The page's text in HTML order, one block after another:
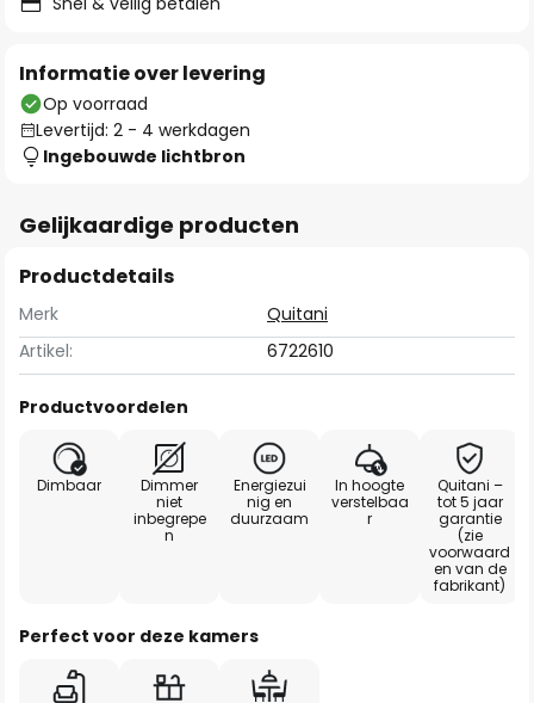
Informatie over levering
Op voorraad
Levertijd: 2 - 4 werkdagen
Ingebouwde lichtbron
Gelijkaardige producten
Productdetails
Merk
Quitani
Artikel:
6722610
Productvoordelen
Dimbaar
Dimmer
niet
inbegrepe
n
Energiezui
nig en
duurzaam
In hoogte
verstelbaa
r
Quitani –
tot 5 jaar
garantie
(zie
voorwaard
en van de
fabrikant)
Perfect voor deze kamers